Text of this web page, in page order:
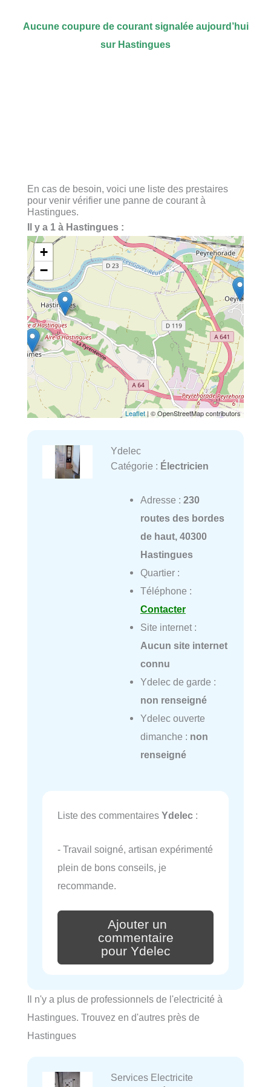
Aucune coupure de courant signalée aujourd’hui
sur Hastingues
En cas de besoin, voici une liste des prestaires
pour venir vérifier une panne de courant à
Hastingues.
Il y a 1 à Hastingues :
+
−
Leaflet| © OpenStreetMap contributors
Ydelec
Catégorie : Électricien
Adresse : 230
routes des bordes
de haut, 40300
Hastingues
Quartier :
Téléphone :
Contacter
Site internet :
Aucun site internet
connu
Ydelec de garde :
non renseigné
Ydelec ouverte
dimanche : non
renseigné
Liste des commentaires Ydelec :
- Travail soigné, artisan expérimenté
plein de bons conseils, je
recommande.
Ajouter un
commentaire
pour Ydelec
Il n'y a plus de professionnels de l'electricité à
Hastingues. Trouvez en d'autres près de
Hastingues
Services Electricite